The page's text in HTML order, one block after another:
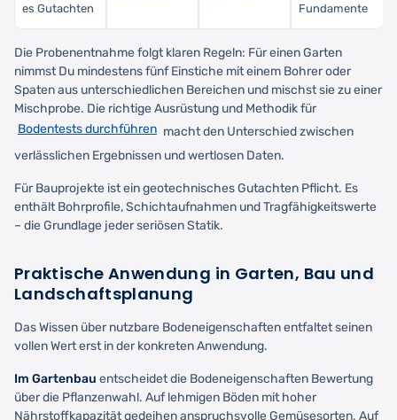
es Gutachten
Fundamente
Die Probenentnahme folgt klaren Regeln: Für einen Garten
nimmst Du mindestens fünf Einstiche mit einem Bohrer oder
Spaten aus unterschiedlichen Bereichen und mischst sie zu einer
Mischprobe. Die richtige Ausrüstung und Methodik für
Bodentests durchführen macht den Unterschied zwischen
verlässlichen Ergebnissen und wertlosen Daten.
Für Bauprojekte ist ein geotechnisches Gutachten Pflicht. Es
enthält Bohrprofile, Schichtaufnahmen und Tragfähigkeitswerte
– die Grundlage jeder seriösen Statik.
Praktische Anwendung in Garten, Bau und
Landschaftsplanung
Das Wissen über nutzbare Bodeneigenschaften entfaltet seinen
vollen Wert erst in der konkreten Anwendung.
Im Gartenbau entscheidet die Bodeneigenschaften Bewertung
über die Pflanzenwahl. Auf lehmigen Böden mit hoher
Nährstoffkapazität gedeihen anspruchsvolle Gemüsesorten. Auf